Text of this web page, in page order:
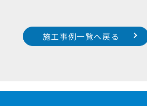
施工事例一覧へ戻る